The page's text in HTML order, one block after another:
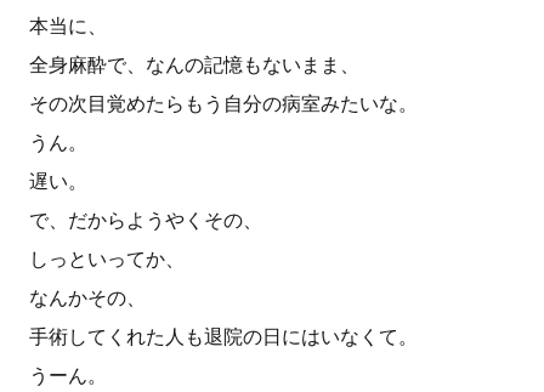
本当に、
全身麻酔で、なんの記憶もないまま、
その次目覚めたらもう自分の病室みたいな。
うん。
遅い。
で、だからようやくその、
しっといってか、
なんかその、
手術してくれた人も退院の日にはいなくて。
うーん。